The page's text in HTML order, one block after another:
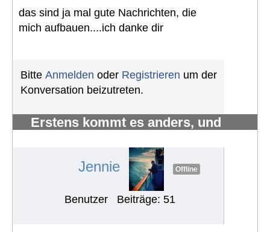
das sind ja mal gute Nachrichten, die
mich aufbauen....ich danke dir
Bitte Anmelden oder Registrieren um der
Konversation beizutreten.
Erstens kommt es anders, und
Jennie Offline
Benutzer Beiträge: 51